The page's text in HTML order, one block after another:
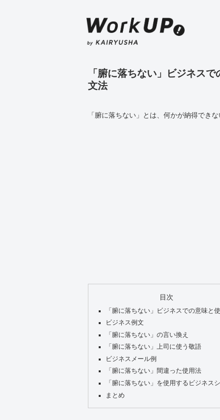
「腑に落ちない」ビジネス
文法
「腑に落ちない」とは、何かが納得でき
目次
「腑に落ちない」ビジネスでの意味と
ビジネス例文
「腑に落ちない」の言い換え
「腑に落ちない」上司に使う敬語
ビジネスメール例
「腑に落ちない」間違った使用法
「腑に落ちない」を使用するビジネス
まとめ